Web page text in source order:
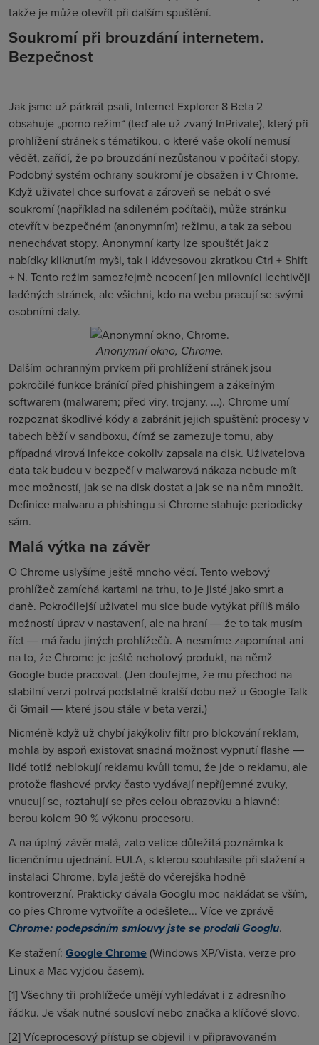
takže je může otevřít při dalším spuštění.
Soukromí při brouzdání internetem.
Bezpečnost
Jak jsme už párkrát psali, Internet Explorer 8 Beta 2
obsahuje „porno režim“ (teď ale už zvaný InPrivate), který při
prohlížení stránek s tématikou, o které vaše okolí nemusí
vědět, zařídí, že po brouzdání nezůstanou v počítači stopy.
Podobný systém ochrany soukromí je obsažen i v Chrome.
Když uživatel chce surfovat a zároveň se nebát o své
soukromí (například na sdíleném počítači), může stránku
otevřít v bezpečném (anonymním) režimu, a tak za sebou
nenechávat stopy. Anonymní karty lze spouštět jak z
nabídky kliknutím myši, tak i klávesovou zkratkou Ctrl + Shift
+ N. Tento režim samozřejmě neocení jen milovníci lechtivěji
laděných stránek, ale všichni, kdo na webu pracují se svými
osobními daty.
Anonymní okno, Chrome.
Dalším ochranným prvkem při prohlížení stránek jsou
pokročilé funkce bránící před phishingem a zákeřným
softwarem (malwarem; před viry, trojany, ...). Chrome umí
rozpoznat škodlivé kódy a zabránit jejich spuštění: procesy v
tabech běží v sandboxu, čímž se zamezuje tomu, aby
případná virová infekce cokoliv zapsala na disk. Uživatelova
data tak budou v bezpečí v malwarová nákaza nebude mít
moc možností, jak se na disk dostat a jak se na něm množit.
Definice malwaru a phishingu si Chrome stahuje periodicky
sám.
Malá výtka na závěr
O Chrome uslyšíme ještě mnoho věcí. Tento webový
prohlížeč zamíchá kartami na trhu, to je jisté jako smrt a
daně. Pokročilejší uživatel mu sice bude vytýkat příliš málo
možností úprav v nastavení, ale na hraní ― že to tak musím
říct ― má řadu jiných prohlížečů. A nesmíme zapomínat ani
na to, že Chrome je ještě nehotový produkt, na němž
Google bude pracovat. (Jen doufejme, že mu přechod na
stabilní verzi potrvá podstatně kratší dobu než u Google Talk
či Gmail ― které jsou stále v beta verzi.)
Nicméně když už chybí jakýkoliv filtr pro blokování reklam,
mohla by aspoň existovat snadná možnost vypnutí flashe ―
lidé totiž neblokují reklamu kvůli tomu, že jde o reklamu, ale
protože flashové prvky často vydávají nepříjemné zvuky,
vnucují se, roztahují se přes celou obrazovku a hlavně:
berou kolem 90 % výkonu procesoru.
A na úplný závěr malá, zato velice důležitá poznámka k
licenčnímu ujednání. EULA, s kterou souhlasíte při stažení a
instalaci Chrome, byla ještě do včerejška hodně
kontroverzní. Prakticky dávala Googlu moc nakládat se vším,
co přes Chrome vytvoříte a odešlete... Více ve zprávě
Chrome: podepsáním smlouvy jste se prodali Googlu.
Ke stažení: Google Chrome(Windows XP/Vista, verze pro
Linux a Mac vyjdou časem).
[1]Všechny tři prohlížeče umějí vyhledávat i z adresního
řádku. Je však nutné sousloví nebo značka a klíčové slovo.
[2]Víceprocesový přístup se objevil i v připravovaném